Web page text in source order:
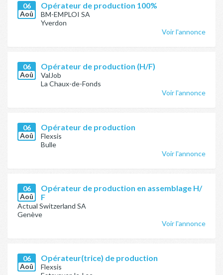
06
Aoû
Opérateur de production 100%
BM-EMPLOI SA
Yverdon
Voir l'annonce
06
Aoû
Opérateur de production (H/F)
ValJob
La Chaux-de-Fonds
Voir l'annonce
06
Aoû
Opérateur de production
Flexsis
Bulle
Voir l'annonce
06
Aoû
Opérateur de production en assemblage H/
F
Actual Switzerland SA
Genève
Voir l'annonce
06
Aoû
Opérateur(trice) de production
Flexsis